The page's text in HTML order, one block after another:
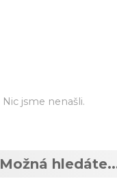
Nic jsme nenašli.
Možná